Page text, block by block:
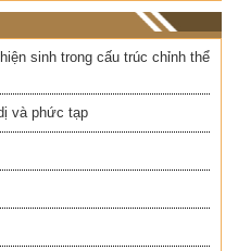
sinh trong cấu trúc chỉnh thể
và phức tạp